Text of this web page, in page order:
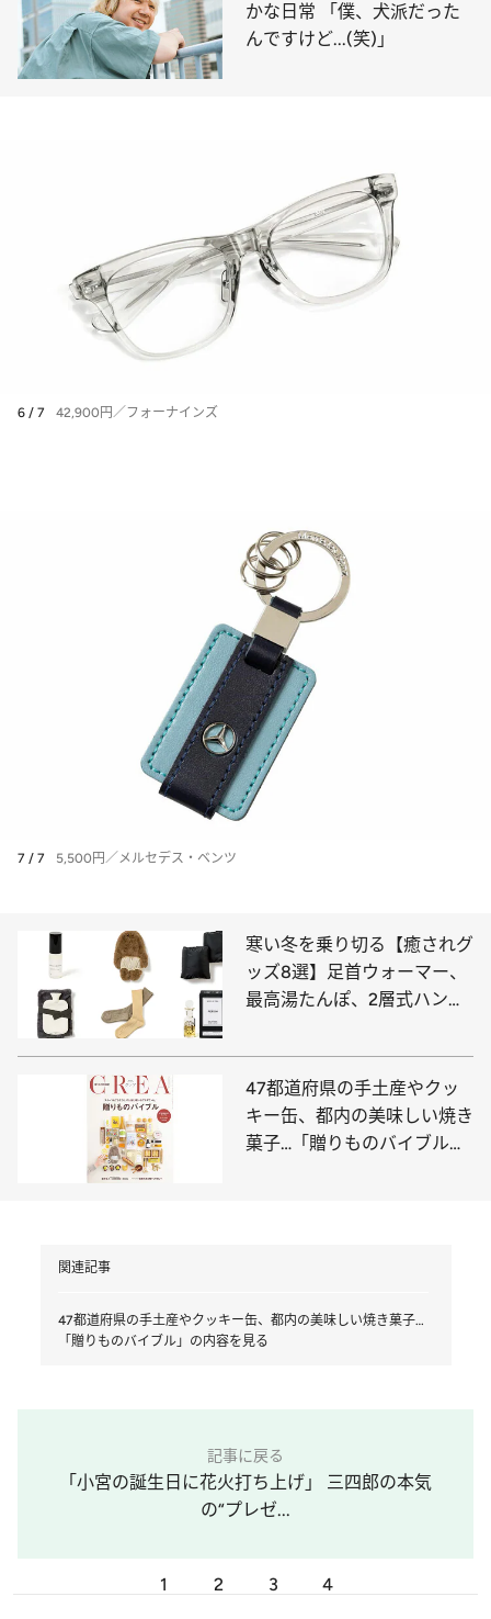
かな日常 「僕、犬派だった
んですけど...(笑)」
6 / 7 42,900円／フォーナインズ
7 / 7 5,500円／メルセデス・ベンツ
寒い冬を乗り切る【癒されグ
ッズ8選】足首ウォーマー、
最高湯たんぽ、2層式ハンド
47都道府県の手土産やクッ
キー缶、都内の美味しい焼き
菓子…「贈りものバイブル」
関連記事
47都道府県の手土産やクッキー缶、都内の美味しい焼き菓子…
「贈りものバイブル」の内容を見る
記事に戻る
「小宮の誕生日に花火打ち上げ」 三四郎の本気
の“プレゼ...
1 2 3 4